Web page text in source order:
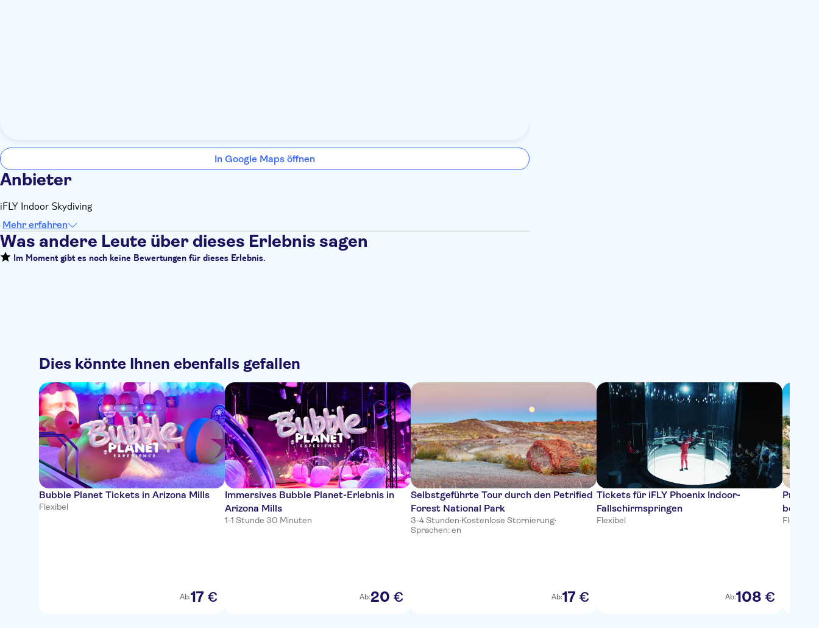
In Google Maps öffnen
Anbieter
iFLY Indoor Skydiving
Mehr erfahren
Was andere Leute über dieses Erlebnis sagen
Im Moment gibt es noch keine Bewertungen für dieses Erlebnis.
Dies könnte Ihnen ebenfalls gefallen
Bubble Planet Tickets in Arizona Mills
Flexibel
Ab:17 €
Immersives Bubble Planet-Erlebnis in
Arizona Mills
1-1 Stunde 30 Minuten
Ab:20 €
Selbstgeführte Tour durch den Petrified
Forest National Park
3-4 Stunden·Kostenlose Stornierung·
Sprachen: en
Ab:17 €
Tickets für iFLY Phoenix Indoor-
Fallschirmspringen
Flexibel
Ab:108 €
Private
bei
Flexibel